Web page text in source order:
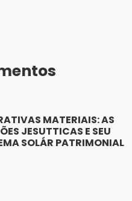
MATERIAIS: AS
JESUTTICAS E SEU
SOLÁR PATRIMONIAL